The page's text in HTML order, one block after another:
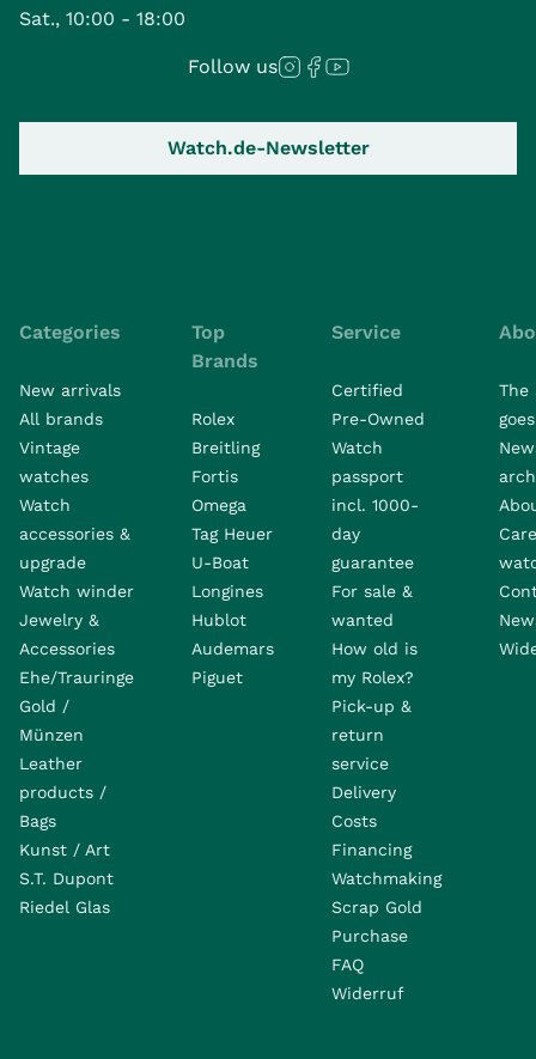
Sat., 10:00 - 18:00
Follow us
Watch.de-Newsletter
Categories
New arrivals
All brands
Vintage
watches
Watch
accessories &
upgrade
Watch winder
Jewelry &
Accessories
Ehe/Trauringe
Gold /
Münzen
Leather
products /
Bags
Kunst / Art
S.T. Dupont
Riedel Glas
Top
Brands
Rolex
Breitling
Fortis
Omega
Tag Heuer
U-Boat
Longines
Hublot
Audemars
Piguet
Service
Certified
Pre-Owned
Watch
passport
incl. 1000-
day
guarantee
For sale &
wanted
How old is
my Rolex?
Pick-up &
return
service
Delivery
Costs
Financing
Watchmaking
Scrap Gold
Purchase
FAQ
Widerruf
The